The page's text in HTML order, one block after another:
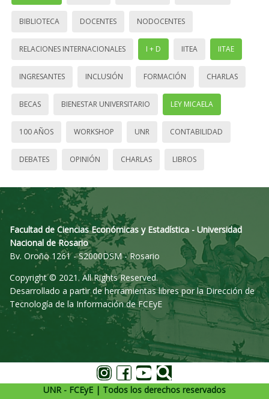
BIBLIOTECA DOCENTES NODOCENTES
RELACIONES INTERNACIONALES I + D IITEA IITAE
INGRESANTES INCLUSIÓN FORMACIÓN CHARLAS
BECAS BIENESTAR UNIVERSITARIO LEY MICAELA
100 AÑOS WORKSHOP UNR CONTABILIDAD
DEBATES OPINIÓN CHARLAS LIBROS
Facultad de Ciencias Económicas y Estadística - Universidad
Nacional de Rosario
Bv. Oroño 1261 - S2000DSM - Rosario
Copyright © 2021. All Rights Reserved.
Desarrollado a partir de herramientas libres por la Dirección de
Tecnología de la Información de FCEyE
UNR - FCEyE | Todos los derechos reservados